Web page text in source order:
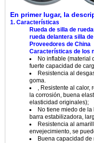
En primer lugar, la
1. Características
Rueda de silla de
rueda delantera silla
Proveedores de China
Características de los
No inflable (material
fuerte capacidad de
Resistencia al
goma.
, Resistente al
la corrosión, buena
elasticidad originales);
No tiene miedo de la
barra estabilizadora,
Resistencia al
envejecimiento, se
Buena capacidad de